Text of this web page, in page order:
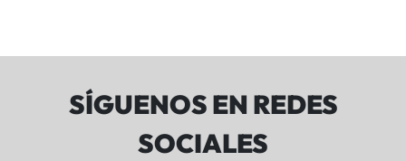
SÍGUENOS EN REDES
SOCIALES